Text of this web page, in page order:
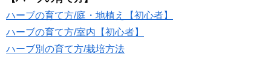
ハーブの育て方/庭・地植え【初心者】
ハーブの育て方/室内【初心者】
ハーブ別の育て方/栽培方法